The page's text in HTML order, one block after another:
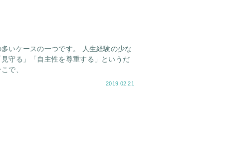
いケースの一つです。 人生経験の少な
守る」「自主性を尊重する」というだ
で、
2019.02.21